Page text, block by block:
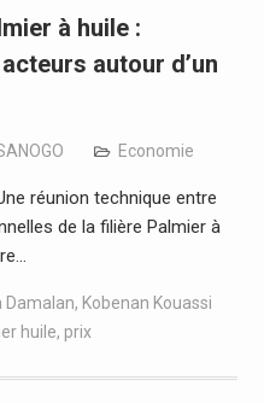
à huile :
autour d’un
Economie
réunion technique entre
de la filière Palmier à
Damalan, Kobenan Kouassi
huile, prix